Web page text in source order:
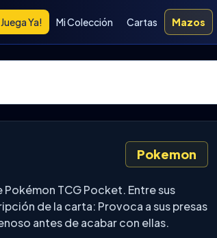
Ya! Mi Colección Cartas Mazos
Pokemon
Pokémon TCG Pocket. Entre sus
de la carta: Provoca a sus presas
antes de acabar con ellas.